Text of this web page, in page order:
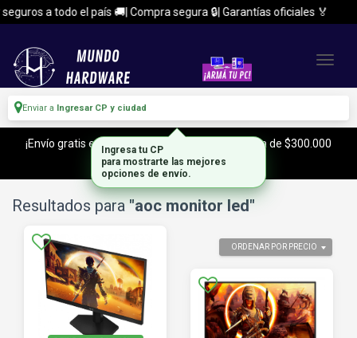
a todo el país 🚚| Compra segura 🔒| Garantías oficiales 🏅
Enviar a Ingresar CP y ciudad
¡Envío gratis en CABA y Zona Sur, con tu compra de $300.000
o mas!
Resultados para"aoc monitor led"
ORDENAR POR PRECIO
Ingresa tu CP
para mostrarte las mejores
opciones de envío.